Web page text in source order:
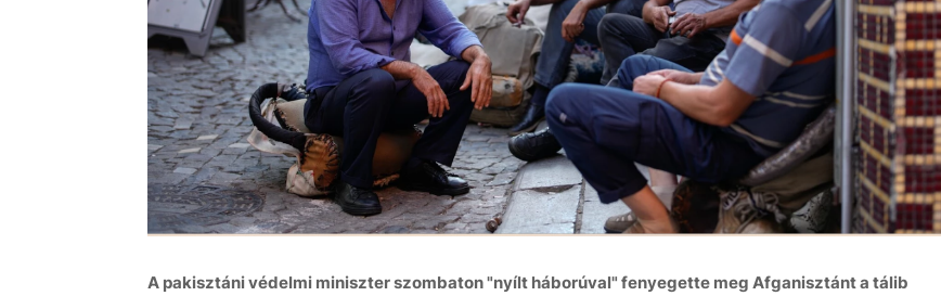
A pakisztáni védelmi miniszter szombaton "nyílt háborúval" fenyegette meg Afganisztánt a tálib